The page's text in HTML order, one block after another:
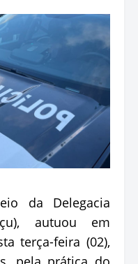
da Delegacia
autuou em
terça-feira (02),